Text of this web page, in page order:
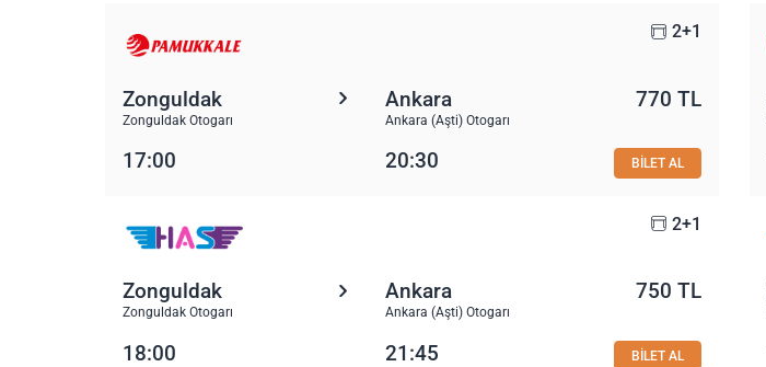
2+1
Zonguldak
Zonguldak Otogarı
Ankara
Ankara (Aşti) Otogarı
770 TL
17:00 20:30 BİLET AL
2+1
Zonguldak
Zonguldak Otogarı
Ankara
Ankara (Aşti) Otogarı
750 TL
18:00 21:45 BİLET AL